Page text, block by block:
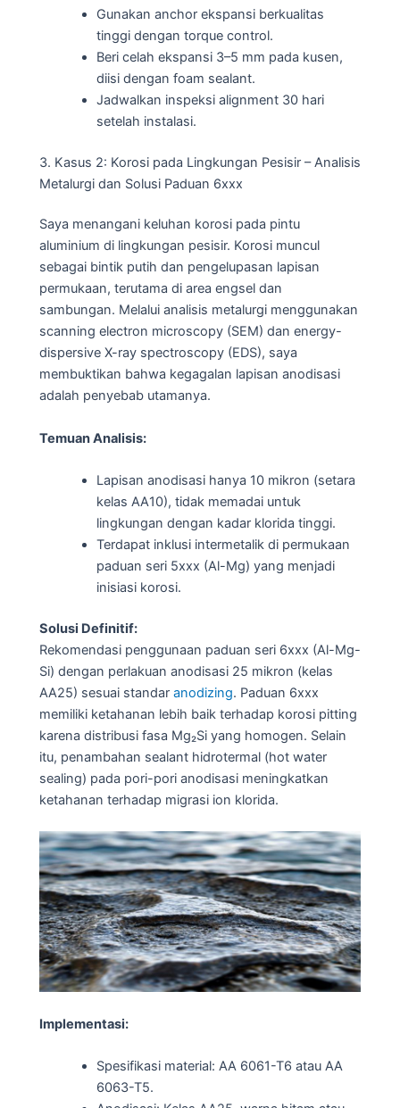
Gunakan anchor ekspansi berkualitas
tinggi dengan torque control.
Beri celah ekspansi 3–5 mm pada kusen,
diisi dengan foam sealant.
Jadwalkan inspeksi alignment 30 hari
setelah instalasi.
3. Kasus 2: Korosi pada Lingkungan Pesisir – Analisis
Metalurgi dan Solusi Paduan 6xxx
Saya menangani keluhan korosi pada pintu
aluminium di lingkungan pesisir. Korosi muncul
sebagai bintik putih dan pengelupasan lapisan
permukaan, terutama di area engsel dan
sambungan. Melalui analisis metalurgi menggunakan
scanning electron microscopy (SEM) dan energy-
dispersive X-ray spectroscopy (EDS), saya
membuktikan bahwa kegagalan lapisan anodisasi
adalah penyebab utamanya.
Temuan Analisis:
Lapisan anodisasi hanya 10 mikron (setara
kelas AA10), tidak memadai untuk
lingkungan dengan kadar klorida tinggi.
Terdapat inklusi intermetalik di permukaan
paduan seri 5xxx (Al-Mg) yang menjadi
inisiasi korosi.
Solusi Definitif:
Rekomendasi penggunaan paduan seri 6xxx (Al-Mg-
Si) dengan perlakuan anodisasi 25 mikron (kelas
AA25) sesuai standar anodizing. Paduan 6xxx
memiliki ketahanan lebih baik terhadap korosi pitting
karena distribusi fasa Mg₂Si yang homogen. Selain
itu, penambahan sealant hidrotermal (hot water
sealing) pada pori-pori anodisasi meningkatkan
ketahanan terhadap migrasi ion klorida.
Implementasi:
Spesifikasi material: AA 6061-T6 atau AA
6063-T5.